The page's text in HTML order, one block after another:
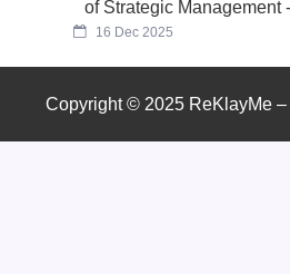
of Strategic Management
16 Dec 2025
Copyright © 2025 ReKlayMe